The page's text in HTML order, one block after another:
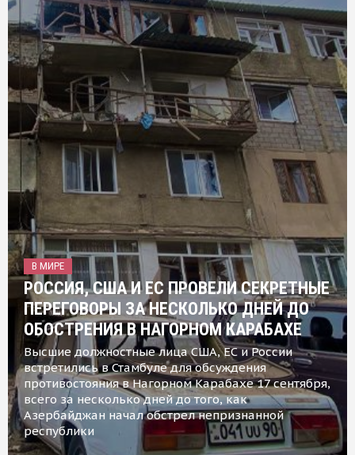
В МИРЕ
РОССИЯ, США И ЕС ПРОВЕЛИ СЕКРЕТНЫЕ
ПЕРЕГОВОРЫ ЗА НЕСКОЛЬКО ДНЕЙ ДО
ОБОСТРЕНИЯ В НАГОРНОМ КАРАБАХЕ
Высшие должностные лица США, ЕС и России
встретились в Стамбуле для обсуждения
противостояния в Нагорном Карабахе 17 сентября,
всего за несколько дней до того, как
Азербайджан начал обстрел непризнанной
республики